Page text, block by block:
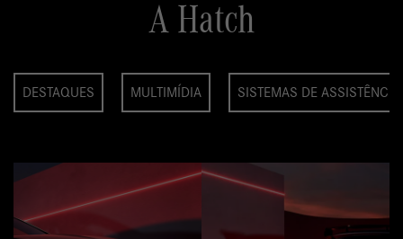
A Hatch
DESTAQUES MULTIMÍDIA SISTEMAS DE ASSISTÊNCIA